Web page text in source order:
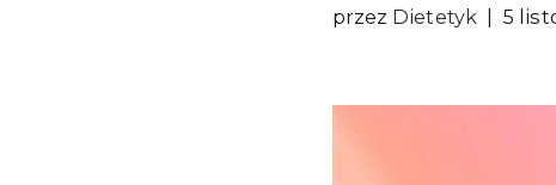
przez Dietetyk 5